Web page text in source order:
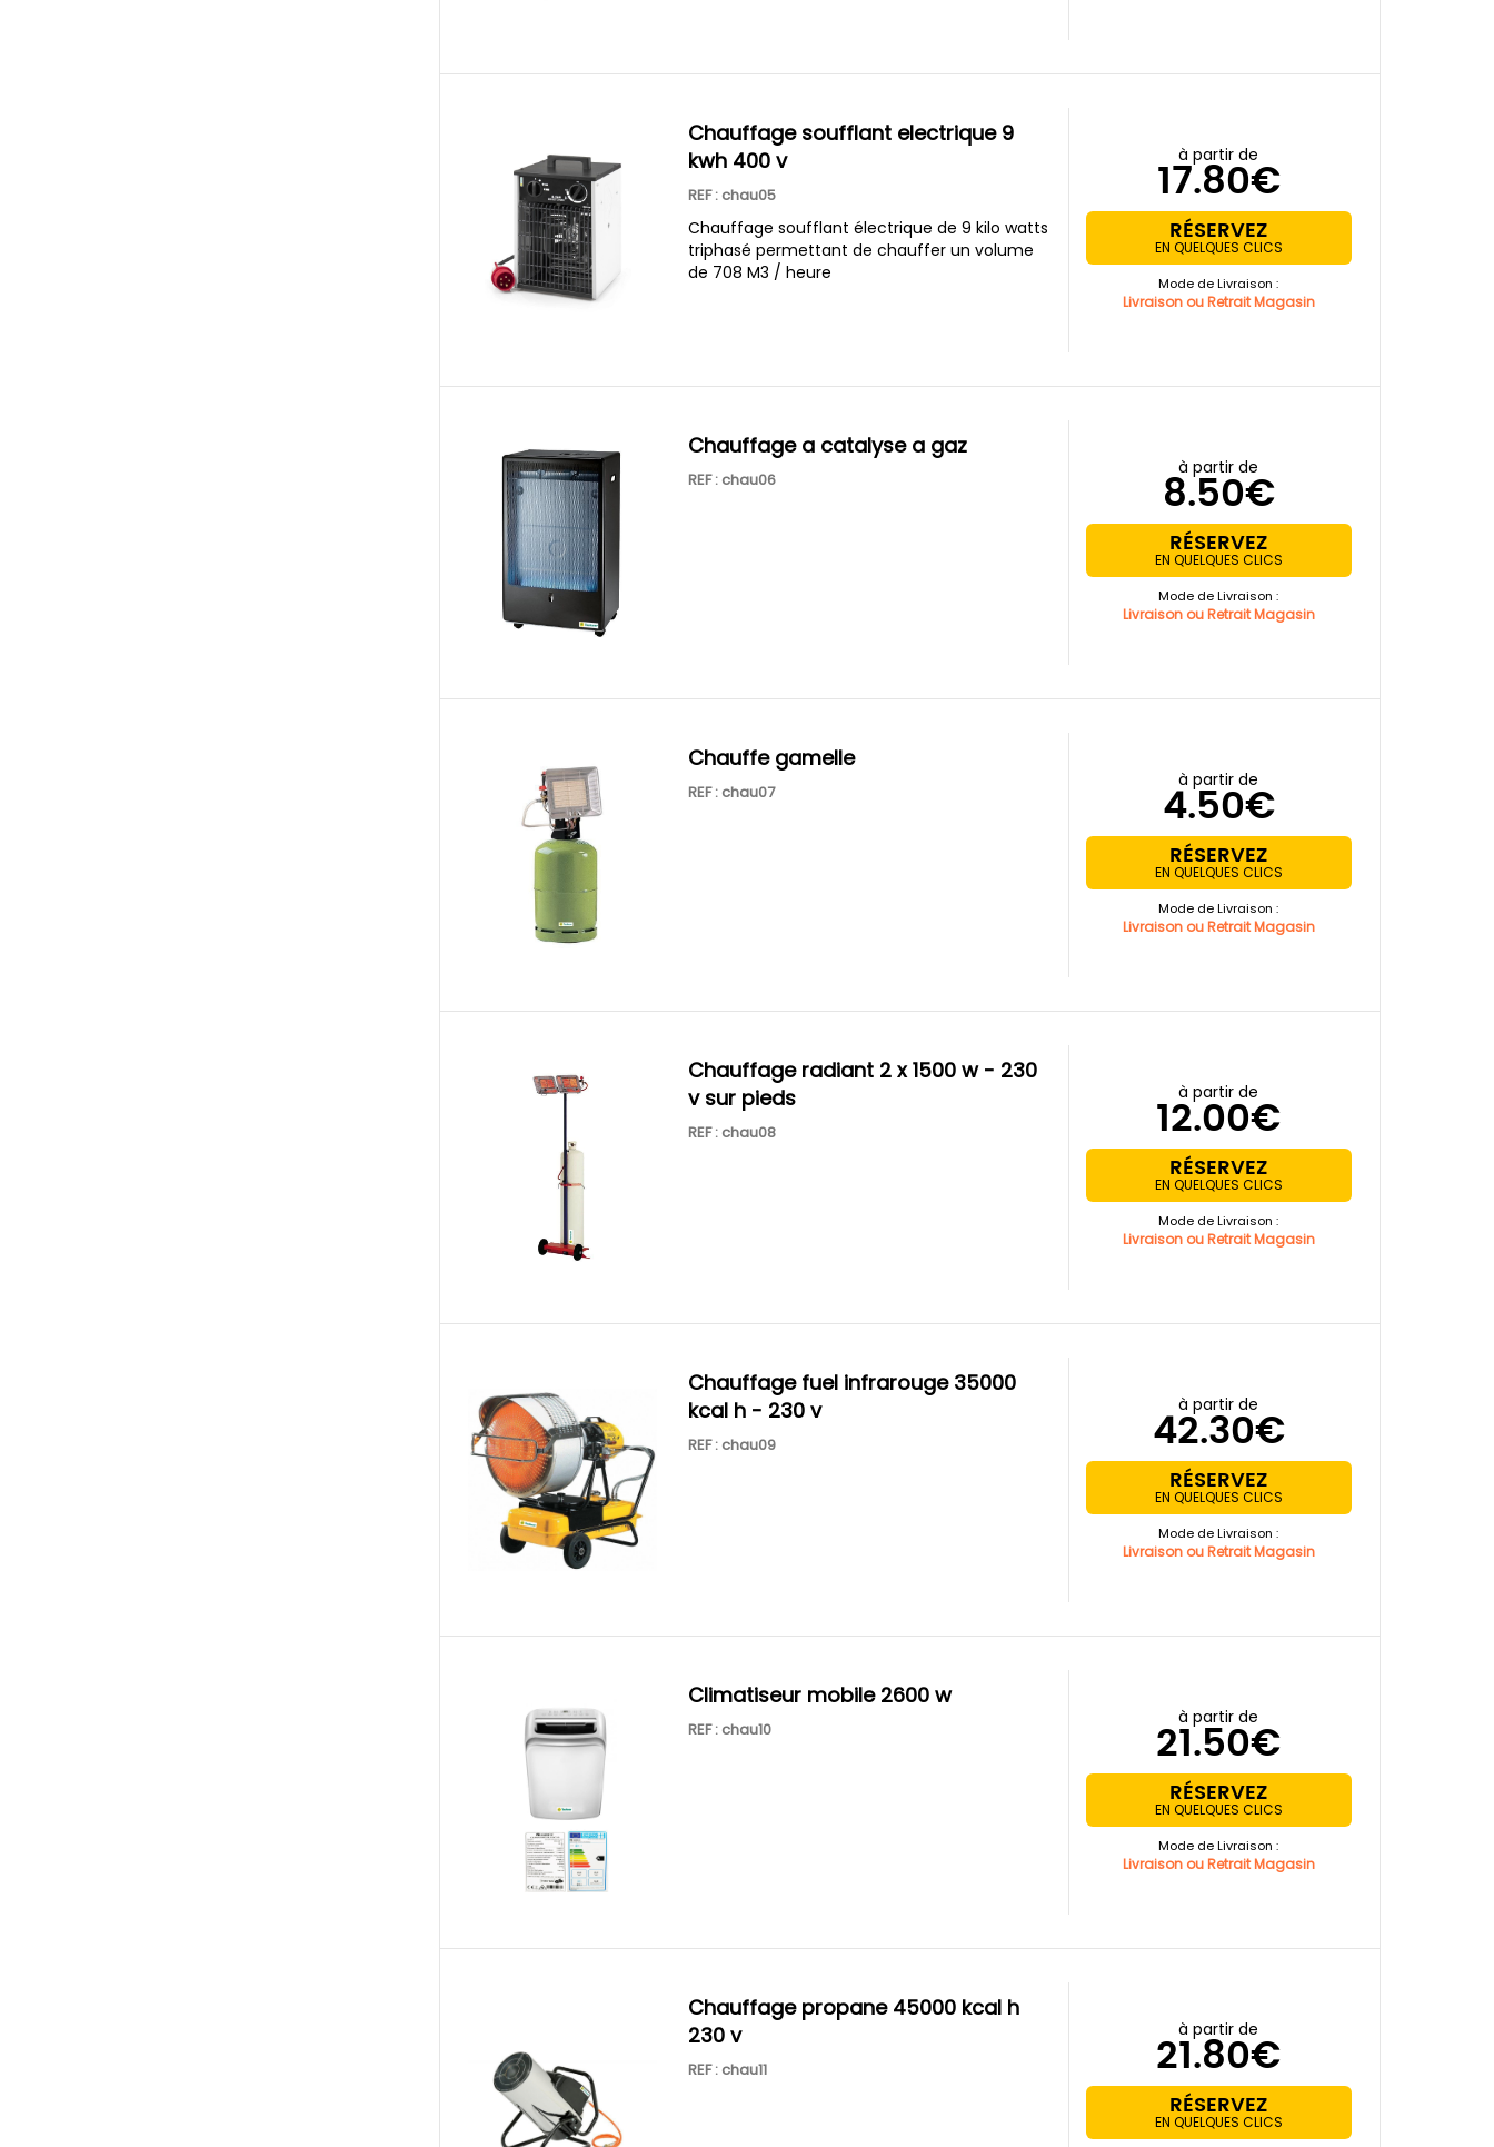
chauffage soufflant electrique 9
kwh 400 v
REF : chau05
Chauffage soufflant électrique de 9 kilo watts
triphasé permettant de chauffer un volume
de 708 M3 / heure
à partir de
17.80€
RÉSERVEZ
EN QUELQUES CLICS
Mode de Livraison :
Livraison ou Retrait Magasin
chauffage a catalyse a gaz
REF : chau06
à partir de
8.50€
RÉSERVEZ
EN QUELQUES CLICS
Mode de Livraison :
Livraison ou Retrait Magasin
chauffe gamelle
REF : chau07
à partir de
4.50€
RÉSERVEZ
EN QUELQUES CLICS
Mode de Livraison :
Livraison ou Retrait Magasin
chauffage radiant 2 x 1500 w - 230
v sur pieds
REF : chau08
à partir de
12.00€
RÉSERVEZ
EN QUELQUES CLICS
Mode de Livraison :
Livraison ou Retrait Magasin
chauffage fuel infrarouge 35000
kcal h - 230 v
REF : chau09
à partir de
42.30€
RÉSERVEZ
EN QUELQUES CLICS
Mode de Livraison :
Livraison ou Retrait Magasin
climatiseur mobile 2600 w
REF : chau10
à partir de
21.50€
RÉSERVEZ
EN QUELQUES CLICS
Mode de Livraison :
Livraison ou Retrait Magasin
chauffage propane 45000 kcal h
230 v
REF : chau11
à partir de
21.80€
RÉSERVEZ
EN QUELQUES CLICS